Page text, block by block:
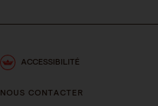
ACCESSIBILITÉ
NOUS CONTACTER